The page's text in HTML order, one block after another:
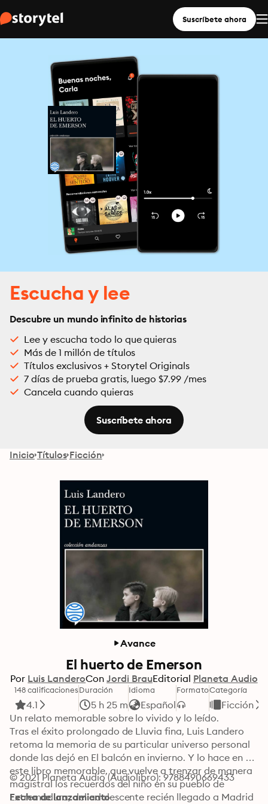
Suscríbete ahora
Escucha y lee
Descubre un mundo infinito de historias
Lee y escucha todo lo que quieras
Más de 1 millón de títulos
Títulos exclusivos + Storytel Originals
7 días de prueba gratis, luego $7.99 /mes
Cancela cuando quieras
Suscríbete ahora
Inicio Títulos Ficción
Avance
El huerto de Emerson
Por Luis LanderoCon Jordi BrauEditorial Planeta Audio
148 calificaciones
4.1
Duración
5 h 25 m
Idioma
Español
FormatoCategoría
Ficción
Un relato memorable sobre lo vivido y lo leído.
Tras el éxito prolongado de Lluvia fina, Luis Landero
retoma la memoria de su particular universo personal
donde las dejó en El balcón en invierno. Y lo hace en
este libro memorable, que vuelve a trenzar de manera
magistral los recuerdos del niño en su pueblo de
Extremadura, del adolescente recién llegado a Madrid
© 2021 Planeta Audio (Audiolibro): 9788490669433
Fecha de lanzamiento